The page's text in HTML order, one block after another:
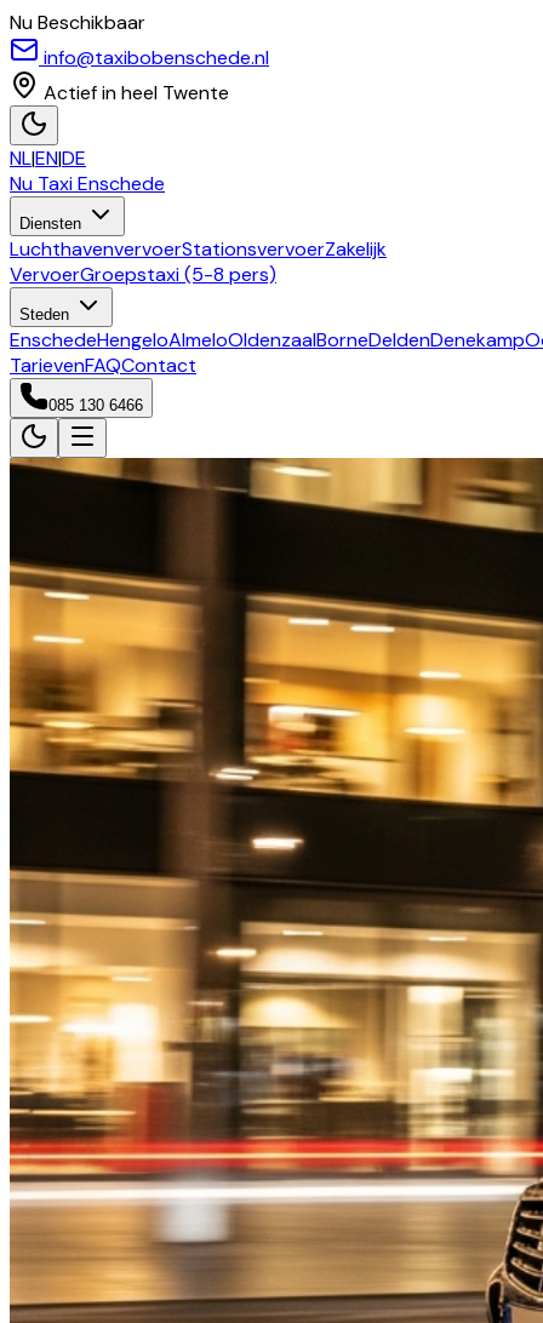
Nu Beschikbaar
info@taxibobenschede.nl
Actief in heel Twente
NL|EN|DE
Nu TaxiEnschede
Diensten
LuchthavenvervoerStationsvervoerZakelijk
VervoerGroepstaxi (5-8 pers)
Steden
EnschedeHengeloAlmeloOldenzaalBorneDeldenDenekamp
TarievenFAQContact
085 130 6466